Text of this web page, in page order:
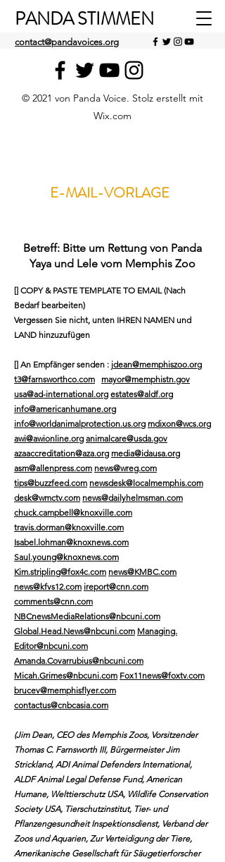
PANDA STIMMEN
contact@pandavoices.org
© 2021 von Panda Voice. Stolz erstellt mit
Wix.com
E-MAIL-VORLAGE
Betreff: Bitte um Rettung von Panda
Yaya und Lele vom Memphis Zoo
[] COPY & PASTE TEMPLATE TO EMAIL (Nach
Bedarf bearbeiten)
Vergessen Sie nicht, unten IHREN NAMEN und
LAND hinzuzufügen
[] An Empfänger senden : jdean@memphiszoo.org
t3@farnsworthco.com
mayor@memphistn.gov
usa@ad-international.org estates@aldf.org
info@americanhumane.org
info@worldanimalprotection.us.org mdixon@wcs.org
awi@awionline.org animalcare@usda.gov
azaaccreditation@aza.org media@idausa.org
asm@allenpress.com news@wreg.com
tips@buzzfeed.com newsdesk@localmemphis.com
desk@wmctv.com news@dailyhelmsman.com
chuck.campbell@knoxville.com
travis.dorman@knoxville.com
Isabel.lohman@knoxnews.com
Saul.young@knoxnews.com
Kim.stripling@fox4c.com news@KMBC.com
news@kfvs12.com ireport@cnn.com
comments@cnn.com
NBCnewsMediaRelations@nbcuni.com
Global.Head.News@nbcuni.com Managing.
Editor@nbcuni.com
Amanda.Covarrubius@nbcuni.com
Micah.Grimes@nbcuni.com Fox11news@foxtv.com
brucev@memphisflyer.com
contactus@cnbcasia.com
(Jim Dean, CEO des Memphis Zoos, Vorsitzender
Thomas C. Farnsworth III, Bürgermeister Jim
Strickland, ADI Animal Defenders International,
ALDF Animal Legal Defense Fund, American
Humane, Welttierschutz USA, Wildlife Conservation
Society USA, Tierschutzinstitut, Tier- und
Pflanzengesundheit Inspektionsdienst, Verband der
Zoos und Aquarien, Zur Verteidigung der Tiere,
Amerikanische Gesellschaft für Säugetierforscher